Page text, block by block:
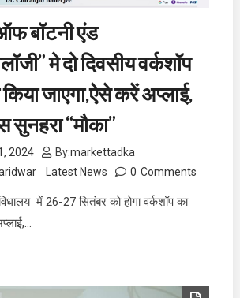
ऑफ बॉटनी एंड
मे दो दिवसीय वर्कशॉप
जाएगा,ऐसे करें अप्लाई,
“मौका”
2024 By:markettadka
Latest News 0 Comments
में 26-27 सितंबर को होगा वर्कशॉप का